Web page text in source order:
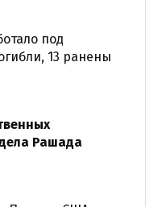
под
13 ранены
Рашада